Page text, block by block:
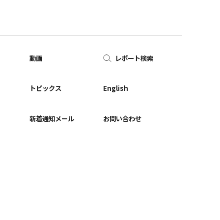
動画
トピックス
新着通知メール
レポート検索
English
お問い合わせ